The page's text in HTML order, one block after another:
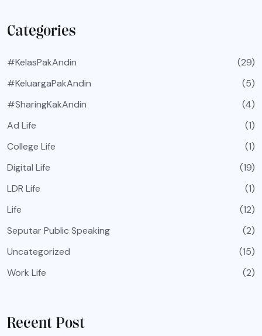
Categories
#KelasPakAndin
(29)
#KeluargaPakAndin
(5)
#SharingKakAndin
(4)
Ad Life
(1)
College Life
(1)
Digital Life
(19)
LDR Life
(1)
Life
(12)
Seputar Public Speaking
(2)
Uncategorized
(15)
Work Life
(2)
Recent Post